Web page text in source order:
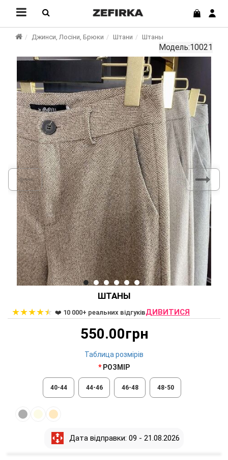
Джинси, Лосіни, Брюки Штани Штаны
Модель:10021
ШТАНЫ
★★★★★ ❤️ 10 000+ реальних відгуківДИВИТИСЯ
550.00грн
Таблица розмірів
РОЗМІР
40-44 44-46 46-48 48-50
Дата відправки: 09 - 21.08.2026